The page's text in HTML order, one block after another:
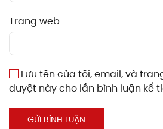
Trang web
Lưu tên của tôi, email, và
duyệt này cho lần bình luận kế
GỬI BÌNH LUẬN